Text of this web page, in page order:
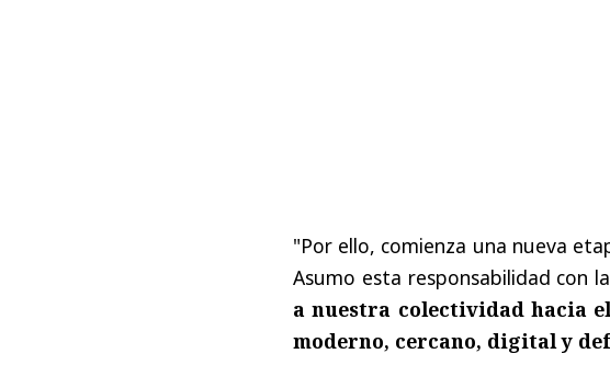
"Por ello, comienza una nueva
Asumo esta responsabilidad con
a nuestra colectividad hacia
moderno, cercano, digital y